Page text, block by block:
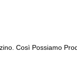
Così Possiamo